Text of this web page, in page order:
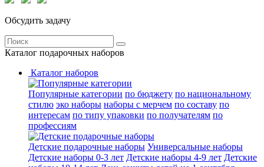
Обсудить задачу
Каталог подарочных наборов
Каталог наборов
Популярные категории по бюджету по национальному
стилю эко наборы наборы с мерчем по составу по
интересам по типу упаковки по получателям по
профессиям
Детские подарочные наборы Универсальные наборы
Детские наборы 0-3 лет Детские наборы 4-9 лет Детские